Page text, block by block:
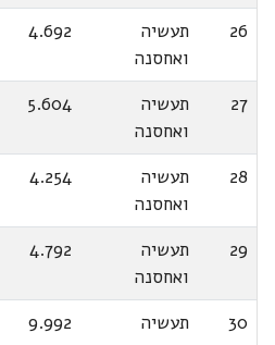
26
תעשיה
ואחסנה
4.692
27
תעשיה
ואחסנה
5.604
28
תעשיה
ואחסנה
4.254
29
תעשיה
ואחסנה
4.792
30
תעשיה
9.992